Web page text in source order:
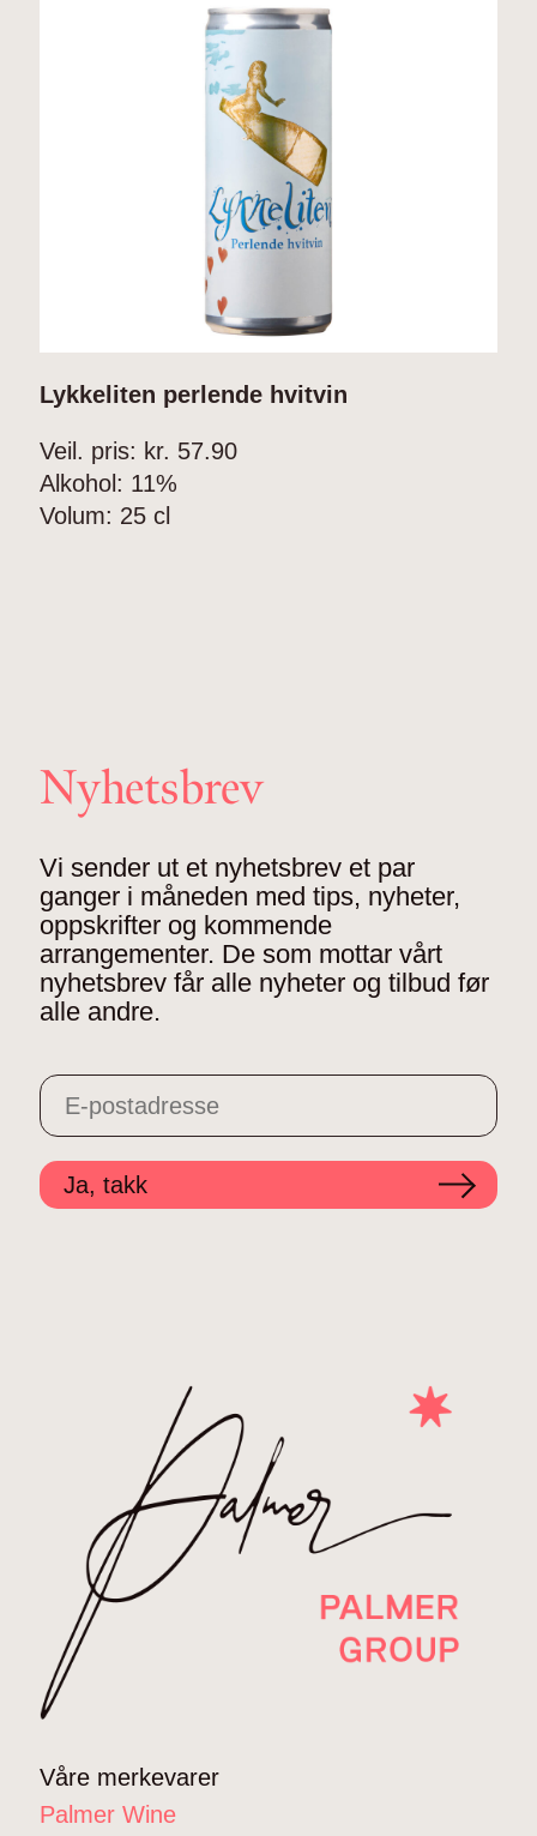
Lykkeliten perlende hvitvin
Veil. pris: kr. 57.90
Alkohol: 11%
Volum: 25 cl
Nyhetsbrev
Vi sender ut et nyhetsbrev et par
ganger i måneden med tips, nyheter,
oppskrifter og kommende
arrangementer. De som mottar vårt
nyhetsbrev får alle nyheter og tilbud før
alle andre.
Ja, takk
Våre merkevarer
Palmer Wine